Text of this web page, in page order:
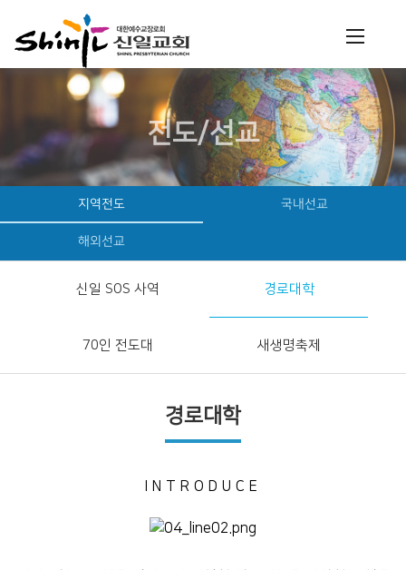
전도/선교
지역전도 국내선교
해외선교
신일 SOS 사역 경로대학
70인 전도대 새생명축제
경로대학
INTRODUCE